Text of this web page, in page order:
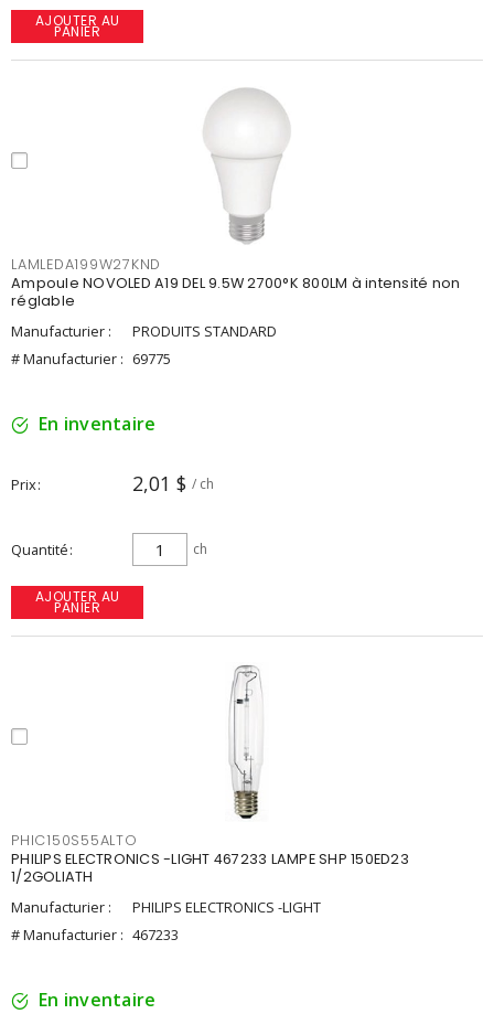
AJOUTER AU
PANIER
LAMLEDA199W27KND
Ampoule NOVOLED A19 DEL 9.5W 2700°K 800LM à intensité non
réglable
Manufacturier :
PRODUITS STANDARD
# Manufacturier : 69775
En inventaire
Prix 2,01 $ / ch
Quantité ch
AJOUTER AU
PANIER
PHIC150S55ALTO
PHILIPS ELECTRONICS -LIGHT 467233 LAMPE SHP 150ED23
1/2GOLIATH
Manufacturier :
PHILIPS ELECTRONICS -LIGHT
# Manufacturier : 467233
En inventaire